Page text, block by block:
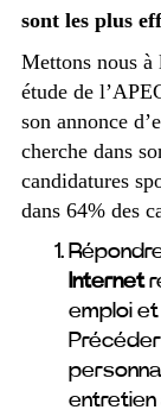
sont les plus
Mettons nous à
étude de
son annonce
cherche dans
candidatures
dans 64% des
Internet
emploi
entretien